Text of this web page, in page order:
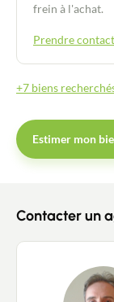
frein à l'achat.
Prendre contact
+7 biens
Estimer mon
Contacter un